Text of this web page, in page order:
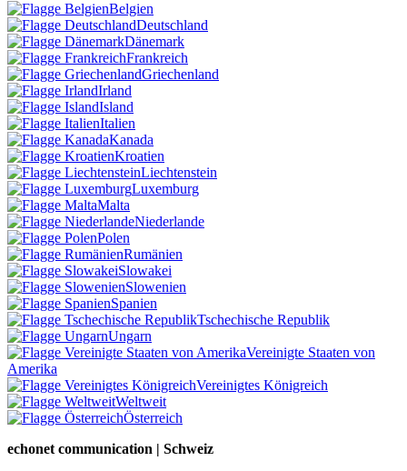
Belgien
Deutschland
Dänemark
Frankreich
Griechenland
Irland
Island
Italien
Kanada
Kroatien
Liechtenstein
Luxemburg
Malta
Niederlande
Polen
Rumänien
Slowakei
Slowenien
Spanien
Tschechische Republik
Ungarn
Vereinigte Staaten von
Amerika
Vereinigtes Königreich
Weltweit
Österreich
echonet communication | Schweiz